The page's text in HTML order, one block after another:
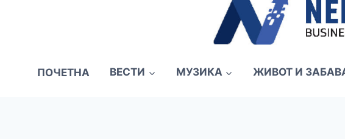
ПОЧЕТНА ВЕСТИ МУЗИКА ЖИВОТ И